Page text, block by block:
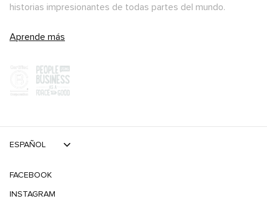
historias impresionantes de todas partes del mundo.
Aprende más
FACEBOOK
INSTAGRAM
ESPAÑOL